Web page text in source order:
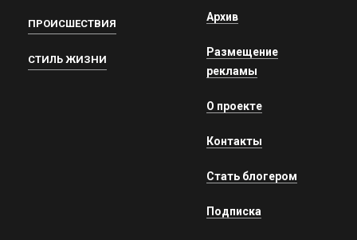
ПРОИСШЕСТВИЯ
СТИЛЬ ЖИЗНИ
Архив
Размещение
рекламы
О проекте
Контакты
Стать блогером
Подписка